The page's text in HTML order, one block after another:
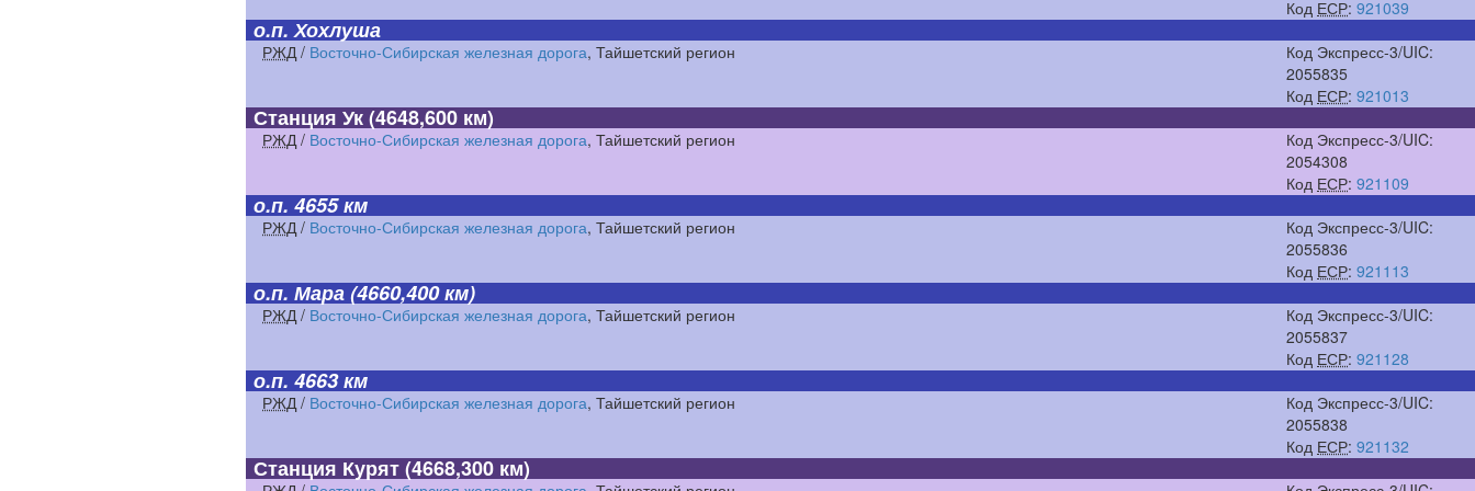
Код ЕСР:921039
о.п. Хохлуша
РЖД/ Восточно-Сибирская железная дорога, Тайшетский регион
Код Экспресс-3/UIC:
2055835
Код ЕСР:921013
Станция Ук(4648,600 км)
РЖД/ Восточно-Сибирская железная дорога, Тайшетский регион
Код Экспресс-3/UIC:
2054308
Код ЕСР:921109
о.п. 4655 км
РЖД/ Восточно-Сибирская железная дорога, Тайшетский регион
Код Экспресс-3/UIC:
2055836
Код ЕСР:921113
о.п. Мара(4660,400 км)
РЖД/ Восточно-Сибирская железная дорога, Тайшетский регион
Код Экспресс-3/UIC:
2055837
Код ЕСР:921128
о.п. 4663 км
РЖД/ Восточно-Сибирская железная дорога, Тайшетский регион
Код Экспресс-3/UIC:
2055838
Код ЕСР:921132
Станция Курят(4668,300 км)